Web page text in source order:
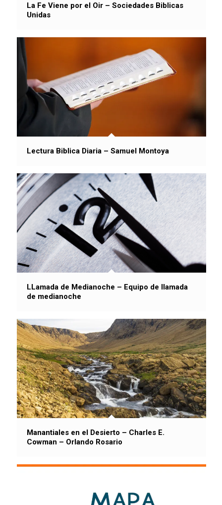
La Fe Viene por el Oir – Sociedades Biblicas
Unidas
Lectura Biblica Diaria – Samuel Montoya
LLamada de Medianoche – Equipo de llamada
de medianoche
Manantiales en el Desierto – Charles E.
Cowman – Orlando Rosario